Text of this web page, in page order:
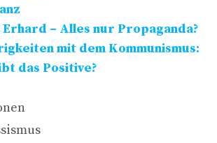
– Alles nur Propaganda?
mit dem Kommunismus:
das Positive?